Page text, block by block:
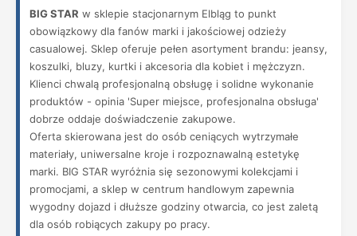
BIG STAR w sklepie stacjonarnym Elbląg to punkt
obowiązkowy dla fanów marki i jakościowej odzieży
casualowej. Sklep oferuje pełen asortyment brandu: jeansy,
koszulki, bluzy, kurtki i akcesoria dla kobiet i mężczyzn.
Klienci chwalą profesjonalną obsługę i solidne wykonanie
produktów - opinia 'Super miejsce, profesjonalna obsługa'
dobrze oddaje doświadczenie zakupowe.
Oferta skierowana jest do osób ceniących wytrzymałe
materiały, uniwersalne kroje i rozpoznawalną estetykę
marki. BIG STAR wyróżnia się sezonowymi kolekcjami i
promocjami, a sklep w centrum handlowym zapewnia
wygodny dojazd i dłuższe godziny otwarcia, co jest zaletą
dla osób robiących zakupy po pracy.